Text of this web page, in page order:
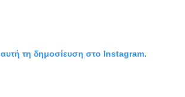
αυτή τη δημοσίευση στο Instagram.